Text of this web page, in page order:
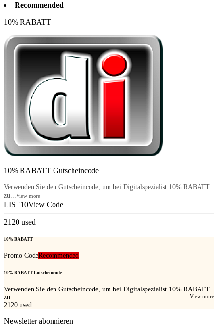
Recommended
10% RABATT
10% RABATT Gutscheincode
Verwenden Sie den Gutscheincode, um bei Digitalspezialist 10% RABATT
zu...
View more
LIST10View Code
2120 used
10% RABATT
Promo CodeRecommended
10% RABATT Gutscheincode
Verwenden Sie den Gutscheincode, um bei Digitalspezialist 10% RABATT
zu...
View more
2120 used
Newsletter abonnieren